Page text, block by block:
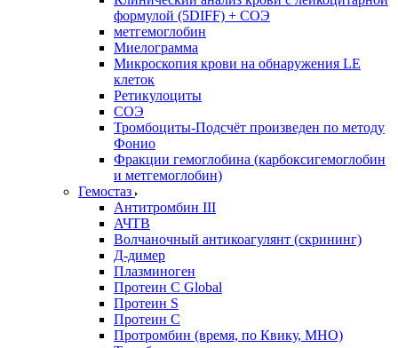
формулой (5DIFF) + СОЭ
метгемоглобин
Миелограмма
Микроскопия крови на обнаружения LE
клеток
Ретикулоциты
СОЭ
Тромбоциты-Подсчёт произведен по методу
Фонио
Фракции гемоглобина (карбоксигемоглобин
и метгемоглобин)
Гемостаз
Антитромбин III
АЧТВ
Волчаночный антикоагулянт (скрининг)
Д-димер
Плазминоген
Протеин C Global
Протеин S
Протеин С
Протромбин (время, по Квику, МНО)